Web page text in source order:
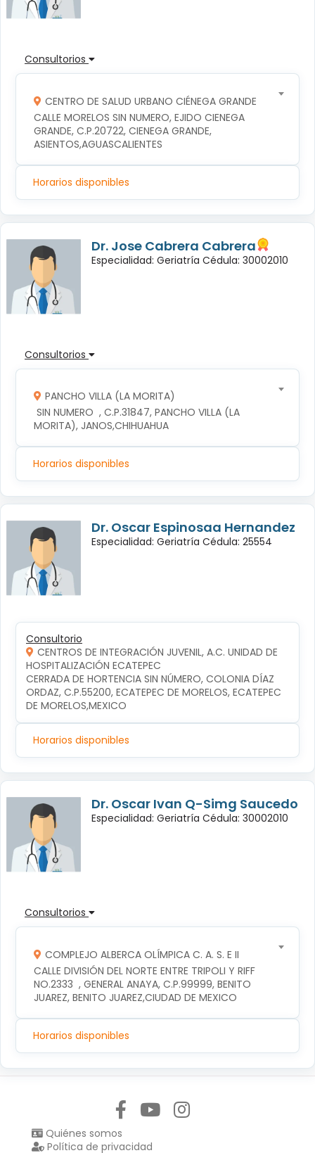
Consultorios
CENTRO DE SALUD URBANO CIÉNEGA GRANDE
CALLE MORELOS SIN NUMERO, EJIDO CIENEGA
GRANDE, C.P.20722, CIENEGA GRANDE,
ASIENTOS,AGUASCALIENTES
Horarios disponibles
Dr. Jose Cabrera Cabrera
Especialidad: Geriatría Cédula: 30002010
Consultorios
PANCHO VILLA (LA MORITA)
MORITA), JANOS,CHIHUAHUA
Horarios disponibles
Dr. Oscar Espinosaa Hernandez
Especialidad: Geriatría Cédula: 25554
Consultorio
CENTROS DE INTEGRACIÓN JUVENIL, A.C. UNIDAD DE
HOSPITALIZACIÓN ECATEPEC
CERRADA DE HORTENCIA SIN NÚMERO, COLONIA DÍAZ
ORDAZ, C.P.55200, ECATEPEC DE MORELOS, ECATEPEC
DE MORELOS,MEXICO
Horarios disponibles
Dr. Oscar Ivan Q-Simg Saucedo
Especialidad: Geriatría Cédula: 30002010
Consultorios
COMPLEJO ALBERCA OLÍMPICA C. A. S. E II
CALLE DIVISIÓN DEL NORTE ENTRE TRIPOLI Y RIFF
NO.2333  , GENERAL ANAYA, C.P.99999, BENITO
JUAREZ, BENITO JUAREZ,CIUDAD DE MEXICO
Horarios disponibles
Quiénes somos
Política de privacidad